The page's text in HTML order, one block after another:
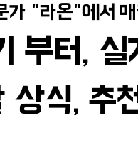
가 "라온"에서 매
가 "라온"에서 매
부터, 실
부터, 실
식, 추
식, 추